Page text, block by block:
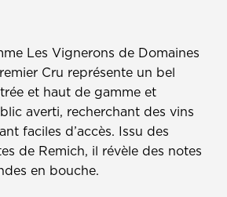
Les Vignerons de Domaines
Cru représente un bel
et haut de gamme et
averti, recherchant des vins
faciles d’accès. Issu des
de Remich, il révèle des notes
en bouche.